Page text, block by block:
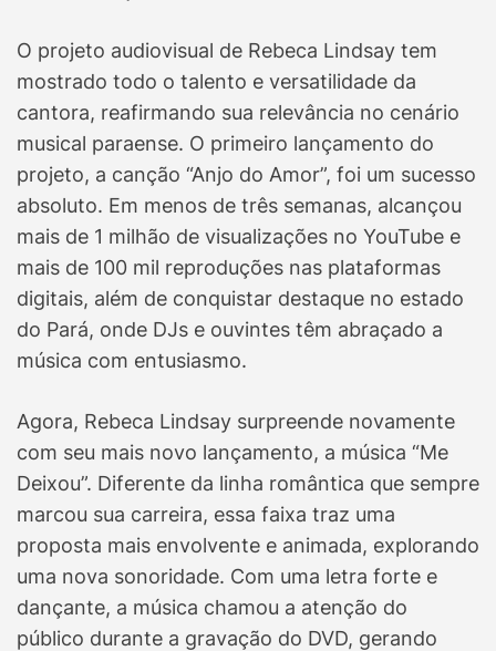
O projeto audiovisual de Rebeca Lindsay tem
mostrado todo o talento e versatilidade da
cantora, reafirmando sua relevância no cenário
musical paraense. O primeiro lançamento do
projeto, a canção “Anjo do Amor”, foi um sucesso
absoluto. Em menos de três semanas, alcançou
mais de 1 milhão de visualizações no YouTube e
mais de 100 mil reproduções nas plataformas
digitais, além de conquistar destaque no estado
do Pará, onde DJs e ouvintes têm abraçado a
música com entusiasmo.
Agora, Rebeca Lindsay surpreende novamente
com seu mais novo lançamento, a música “Me
Deixou”. Diferente da linha romântica que sempre
marcou sua carreira, essa faixa traz uma
proposta mais envolvente e animada, explorando
uma nova sonoridade. Com uma letra forte e
dançante, a música chamou a atenção do
público durante a gravação do DVD, gerando